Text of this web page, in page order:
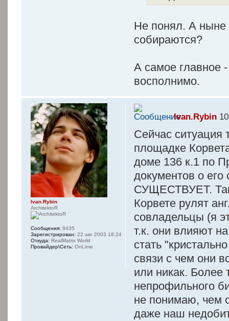
Не понял. А ныне
собираются?
А самое главное
восполнимо.
Ivan.Rybin
Сейчас ситуация
площадке
доме 136 к.1 по
документов о
СУЩЕСТВУЕТ.
Корвете рулят
совладельцы (я
т.к. они влияют
стать
связи с чем они
или никак. Более
непрофильного
не понимаю, чем
даже наш
Ivan.Rybin
ArchitektoR
Сообщения: 9435
Зарегистрирован: 22 авг 2003 18:24
Откуда: RealMatrix World
Провайдер\Сеть: OnLime